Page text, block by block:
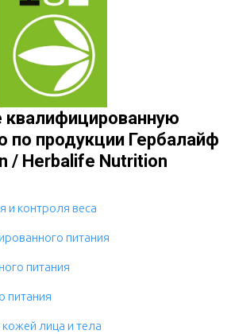
квалифицированную
по продукции Гербалайф
/ Herbalife Nutrition
и контроля веса
питания
питания
питания
кожей лица и тела